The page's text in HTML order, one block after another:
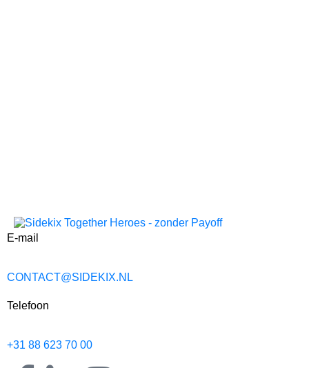
E-mail
CONTACT@SIDEKIX.NL
Telefoon
+31 88 623 70 00